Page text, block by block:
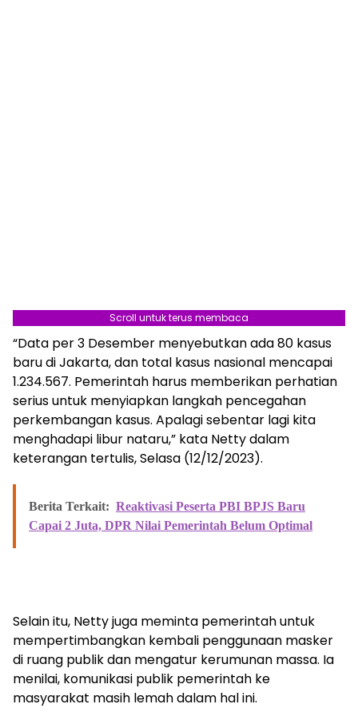
Scroll untuk terus membaca
“Data per 3 Desember menyebutkan ada 80 kasus
baru di Jakarta, dan total kasus nasional mencapai
1.234.567. Pemerintah harus memberikan perhatian
serius untuk menyiapkan langkah pencegahan
perkembangan kasus. Apalagi sebentar lagi kita
menghadapi libur nataru,” kata Netty dalam
keterangan tertulis, Selasa (12/12/2023).
Berita Terkait: Reaktivasi Peserta PBI BPJS Baru
Capai 2 Juta, DPR Nilai Pemerintah Belum Optimal
Selain itu, Netty juga meminta pemerintah untuk
mempertimbangkan kembali penggunaan masker
di ruang publik dan mengatur kerumunan massa. Ia
menilai, komunikasi publik pemerintah ke
masyarakat masih lemah dalam hal ini.